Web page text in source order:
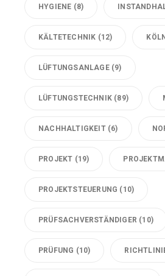
HYGIENE (8)
KÄLTETECHNIK (12) KÖLN
LÜFTUNGSANLAGE(9)
LÜFTUNGSTECHNIK (89)
NACHHALTIGKEIT(6)
PROJEKT (19)
PROJEKTSTEUERUNG (10)
PRÜFSACHVERSTÄNDIGER (10)
PRÜFUNG (10)